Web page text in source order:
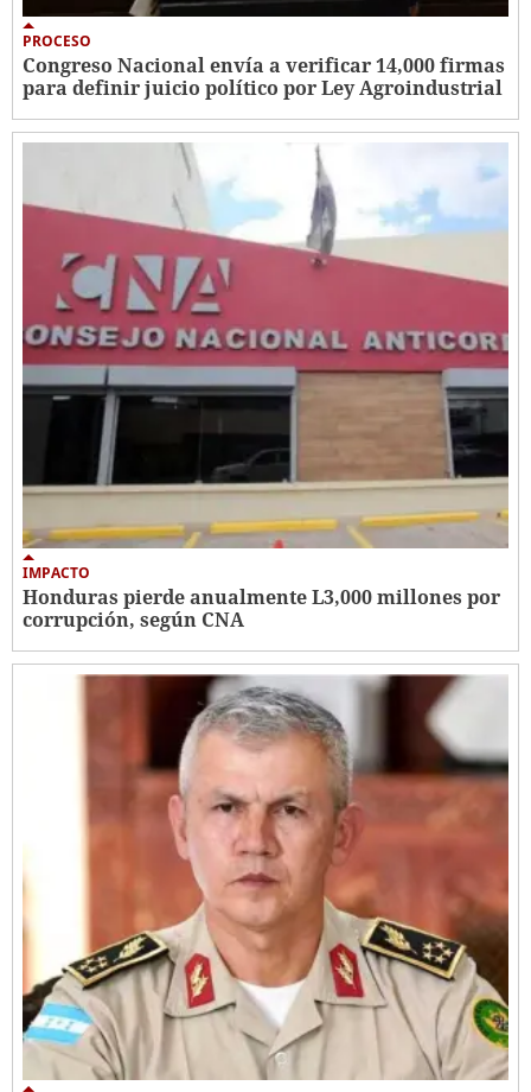
PROCESO
Congreso Nacional envía a verificar 14,000 firmas
para definir juicio político por Ley Agroindustrial
IMPACTO
Honduras pierde anualmente L3,000 millones por
corrupción, según CNA